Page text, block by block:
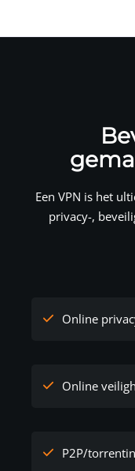
Een VPN is het
privacy-,
Online
Online
P2P/